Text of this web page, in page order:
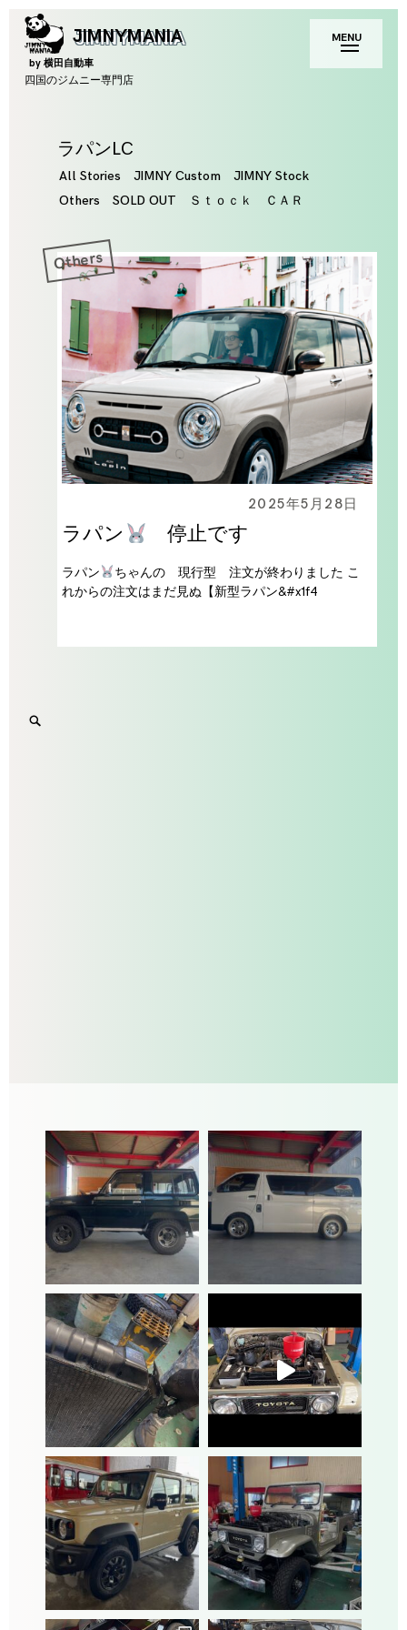
Skip
to
content
JIMNYMANIA
by 横田自動車
四国のジムニー専門店
toggle
open/close
sidebar
MENU
Tag
ラパンLC
All Stories JIMNY Custom
JIMNY Stock
Others
SOLD OUT Ｓｔｏｃｋ ＣＡＲ
2025年5月28日
ラパン 停止です
ラパン
ちゃんの 現行型 注文が終わりました こ
れからの注文はまだ見ぬ【新型ラパン&#x1f4
Others
Search